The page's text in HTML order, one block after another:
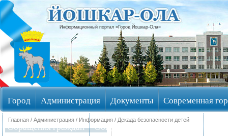
Информационный портал «Город Йошкар-Ола»
Город Администрация Документы Современная
Обращения граждан Общественные обсуждения
Главная / Администрация / Информация / Декада безопасности детей